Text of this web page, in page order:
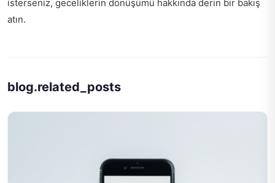
isterseniz, geceliklerin dönüşümü hakkında derin bir bakış
atın.
blog.related_posts